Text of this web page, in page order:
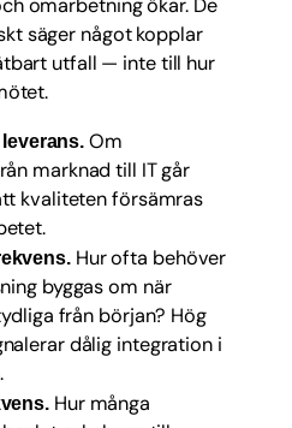
säger något kopplar
utfall — inte till hur
Om
marknad till IT går
kvaliteten försämras
Hur ofta behöver
byggas om när
från början? Hög
dålig integration i
Hur många